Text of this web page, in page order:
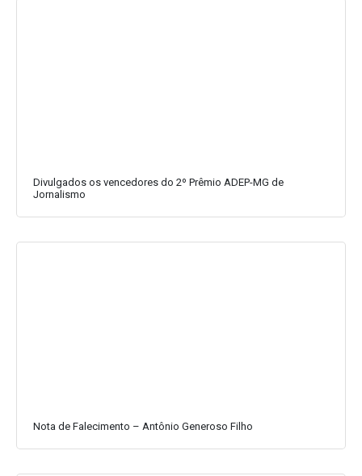
Divulgados os vencedores do 2º Prêmio ADEP-MG de
Jornalismo
Nota de Falecimento – Antônio Generoso Filho